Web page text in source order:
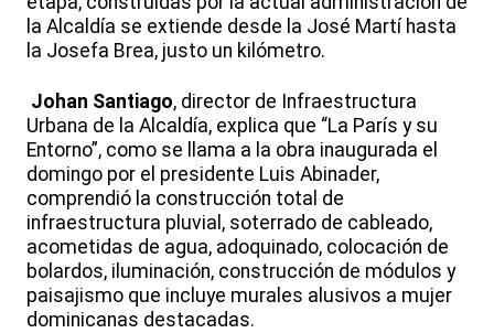
la Alcaldía se extiende desde la José Martí hasta
la Josefa Brea, justo un kilómetro.
Johan Santiago, director de Infraestructura
Urbana de la Alcaldía, explica que “La París y su
Entorno”, como se llama a la obra inaugurada el
domingo por el presidente Luis Abinader,
comprendió la construcción total de
infraestructura pluvial, soterrado de cableado,
acometidas de agua, adoquinado, colocación de
bolardos, iluminación, construcción de módulos y
paisajismo que incluye murales alusivos a mujer
dominicanas destacadas.